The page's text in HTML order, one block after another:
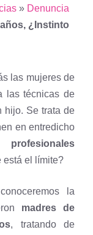
» Denuncia
¿Instinto
las mujeres de
las técnicas de
hijo. Se trata de
en entredicho
está el límite?
la
madres de
, tratando de